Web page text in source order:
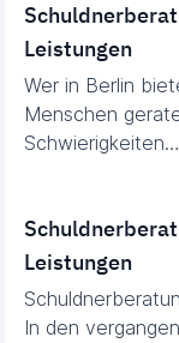
Leistungen
Wer in Berlin
Menschen
Schwierigkeiten…
Leistungen
In den